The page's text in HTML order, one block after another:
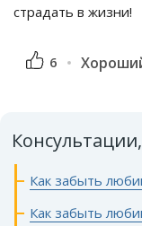
страдать в жизни!
6
Как забыть
Как забыть